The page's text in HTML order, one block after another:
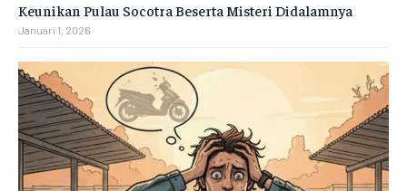
Keunikan Pulau Socotra Beserta Misteri Didalamnya
Januari 1, 2026